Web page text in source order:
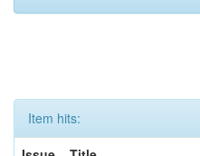
Item hits: